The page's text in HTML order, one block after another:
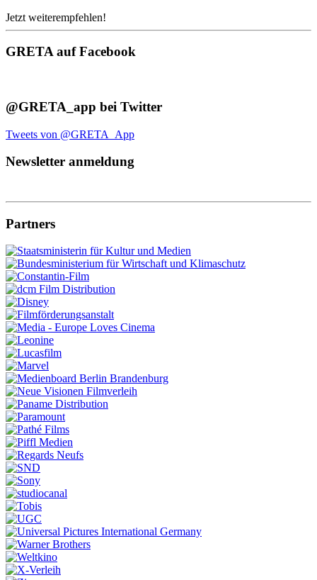
Jetzt weiterempfehlen!
GRETA auf Facebook
@GRETA_app bei Twitter
Tweets von @GRETA_App
Newsletter anmeldung
Partners